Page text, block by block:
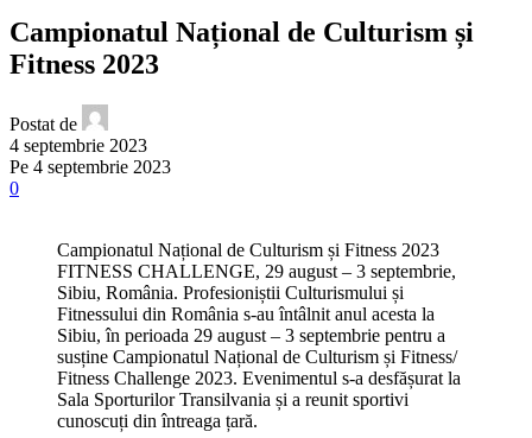
Campionatul Național de Culturism și
Fitness 2023
Postat de
4 septembrie 2023
Pe 4 septembrie 2023
0
Campionatul Național de Culturism și Fitness 2023
FITNESS CHALLENGE, 29 august – 3 septembrie,
Sibiu, România. Profesioniștii Culturismului și
Fitnessului din România s-au întâlnit anul acesta la
Sibiu, în perioada 29 august – 3 septembrie pentru a
susține Campionatul Național de Culturism și Fitness/
Fitness Challenge 2023. Evenimentul s-a desfășurat la
Sala Sporturilor Transilvania și a reunit sportivi
cunoscuți din întreaga țară.